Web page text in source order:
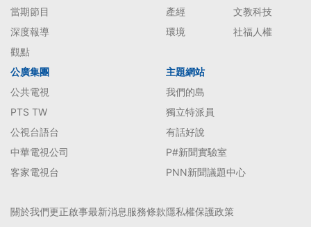
當期節目
深度報導
觀點
產經
文教科技
環境
社福人權
公廣集團
公共電視
PTS TW
公視台語台
中華電視公司
客家電視台
主題網站
我們的島
獨立特派員
有話好說
P#新聞實驗室
PNN新聞議題中心
關於我們更正啟事最新消息服務條款隱私權保護政策